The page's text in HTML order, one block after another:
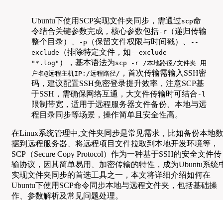
Ubuntu下使用SCP实现文件夹同步，需通过scp命
令结合关键参数完成，核心参数包括-r （递归传输
整个目录）、
-p （保留文件权限与时间戳）、
--
exclude
（排除特定文件，如 --exclude
"*.log" ），基本语法为scp -r /本地路径/文件夹 用
户名@远程主机IP:/远程路径/ ，首次传输需输入SSH密
码，建议配置SSH免密登录提升效率，注意SCP基
于SSH，需确保网络互通，大文件传输时可结合 -l
限制带宽，适用于远程服务器文件备份、本地与远
程目录同步等场景，操作简单且安全性高。
在Linux系统管理中,文件夹同步是常见需求，比如备份本地数
据到远程服务器、将远程项目文件拉取到本地开发环境等，
SCP（Secure Copy Protocol）作为一种基于SSH的安全文件传
输协议，因其简单易用、加密传输的特性，成为Ubuntu系统
实现文件夹同步的首选工具之一，本文将详细介绍如何在
Ubuntu下使用SCP命令同步本地与远程文件夹，包括基础操
作、参数解析及常见问题处理。